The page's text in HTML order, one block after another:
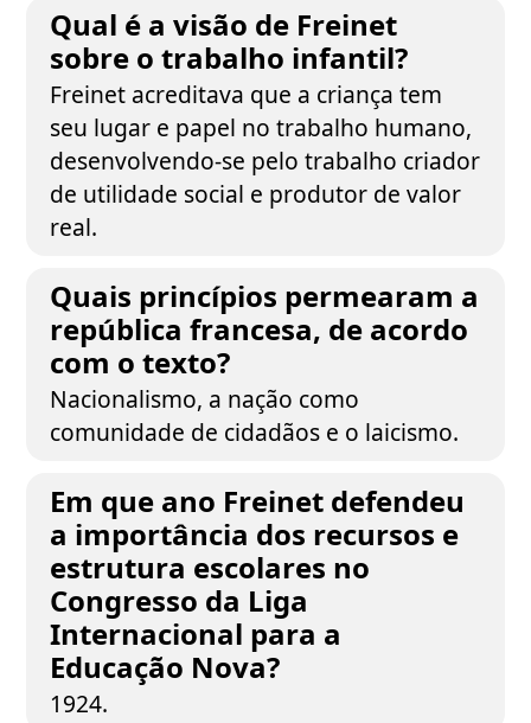
Qual é a visão de Freinet
sobre o trabalho infantil?
Freinet acreditava que a criança tem
seu lugar e papel no trabalho humano,
desenvolvendo-se pelo trabalho criador
de utilidade social e produtor de valor
real.
Quais princípios permearam a
república francesa, de acordo
com o texto?
Nacionalismo, a nação como
comunidade de cidadãos e o laicismo.
Em que ano Freinet defendeu
a importância dos recursos e
estrutura escolares no
Congresso da Liga
Internacional para a
Educação Nova?
1924.